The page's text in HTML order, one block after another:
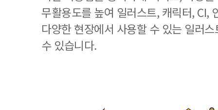
무활용도를 높여 일러스트, 캐릭터, CI,
다양한 현장에서 사용할 수 있는 일러
수 있습니다.